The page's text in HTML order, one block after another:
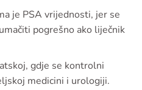
je PSA vrijednosti, jer se
pogrešno ako liječnik
gdje se kontrolni
medicini i urologiji.